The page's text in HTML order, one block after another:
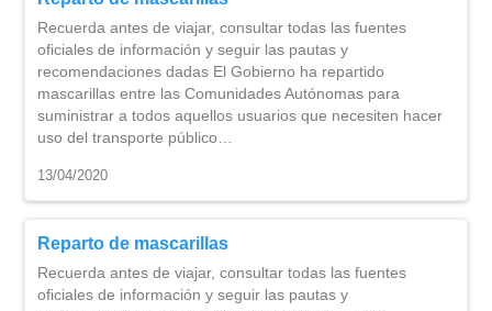
Recuerda antes de viajar, consultar todas las fuentes
oficiales de información y seguir las pautas y
recomendaciones dadas El Gobierno ha repartido
mascarillas entre las Comunidades Autónomas para
suministrar a todos aquellos usuarios que necesiten hacer
uso del transporte público…
13/04/2020
Reparto de mascarillas
Recuerda antes de viajar, consultar todas las fuentes
oficiales de información y seguir las pautas y